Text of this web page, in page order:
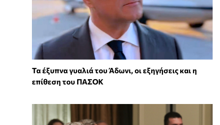
Τα έξυπνα γυαλιά του Άδωνι, οι εξηγήσεις και η
επίθεση του ΠΑΣΟΚ